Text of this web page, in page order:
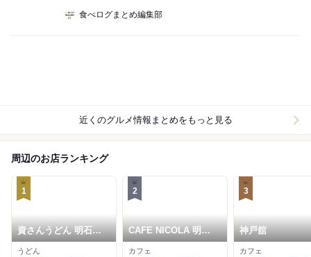
食べログまとめ編集部
近くのグルメ情報まとめをもっと見る
周辺のお店ランキング
1
資さんうどん 明石二
見店
うどん
2
CAFE NICOLA 明石
店
カフェ
3
神戸舘
カフェ